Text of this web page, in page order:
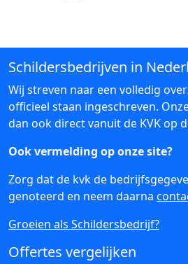
Schildersbedrijven in
Wij streven naar een volledig
officieel staan ingeschreven.
dan ook direct vanuit de KVK op
Ook vermelding op onze site?
Zorg dat de kvk de
genoteerd en neem daarna
Groeien als Schildersbedrijf?
Offertes vergelijken